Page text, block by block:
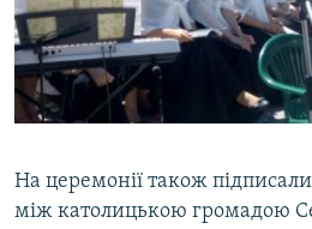
На церемонії також
між католицькою громадою